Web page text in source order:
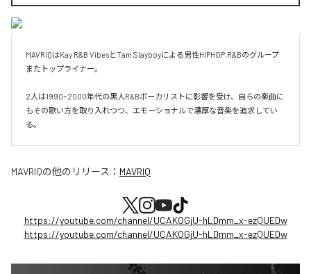
MAVRIQはKay R&B VibesとTam Slayboyによる男性HIPHOP,R&Bのグループ
またトップライナー。
2人は1990~2000年代の黒人R&Bボーカリストに影響を受け、自らの楽曲に
もその歌い方を取り入れつつ、エモーショナルで濃厚な音楽を追求してい
る。
MAVRIQの他のリリース： MAVRIQ
https://youtube.com/channel/UCAKOGjU-hLDmm_x-ezQUEDw
https://youtube.com/channel/UCAKOGjU-hLDmm_x-ezQUEDw